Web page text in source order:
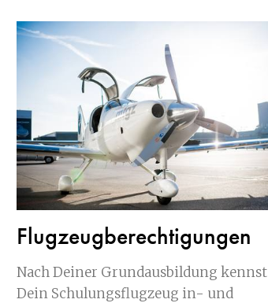
Flugzeugberechtigungen
Nach Deiner Grundausbildung kennst
Dein Schulungsflugzeug in- und